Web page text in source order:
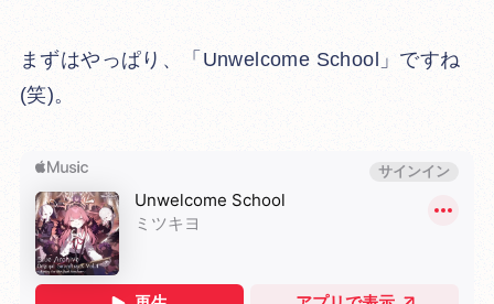
まずはやっぱり、「Unwelcome School」ですね
(笑)。